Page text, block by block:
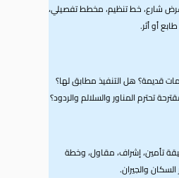
شارع، خط تنظيم، مخطط تفصيلي،
أو أثر.
قديمة؟ هل التنفيذ مطابق لها؟
تحترم المناور والسلالم والردود؟
تأمين، إشراف، مقاول، وخطة
والجيران.